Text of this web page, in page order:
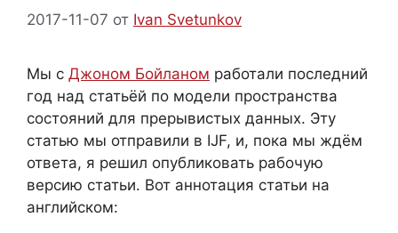
2017-11-07 от Ivan Svetunkov
Мы с Джоном Бойланом работали последний
год над статьёй по модели пространства
состояний для прерывистых данных. Эту
статью мы отправили в IJF, и, пока мы ждём
ответа, я решил опубликовать рабочую
версию статьи. Вот аннотация статьи на
английском: